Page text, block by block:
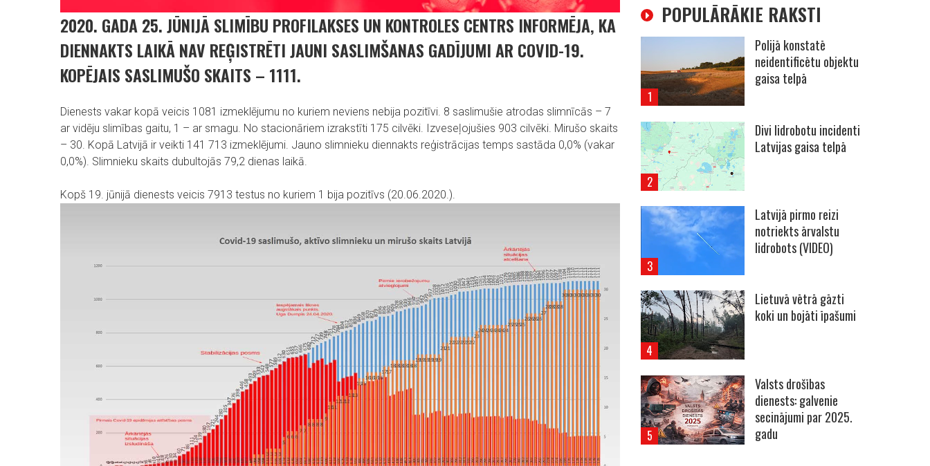
2020. GADA 25. JŪNIJĀ SLIMĪBU PROFILAKSES UN KONTROLES CENTRS INFORMĒJA, KA
DIENNAKTS LAIKĀ NAV REĢISTRĒTI JAUNI SASLIMŠANAS GADĪJUMI AR COVID-19.
KOPĒJAIS SASLIMUŠO SKAITS – 1111.
Dienests vakar kopā veicis 1081 izmeklējumu no kuriem neviens nebija pozitīvi. 8 saslimušie atrodas slimnīcās – 7
ar vidēju slimības gaitu, 1 – ar smagu. No stacionāriem izrakstīti 175 cilvēki. Izveseļojušies 903 cilvēki. Mirušo skaits
– 30. Kopā Latvijā ir veikti 141 713 izmeklējumi. Jauno slimnieku diennakts reģistrācijas temps sastāda 0,0% (vakar
0,0%). Slimnieku skaits dubultojās 79,2 dienas laikā.
Kopš 19. jūnijā dienests veicis 7913 testus no kuriem 1 bija pozitīvs (20.06.2020.).
POPULĀRĀKIE RAKSTI
Polijā konstatē
neidentificētu objektu
gaisa telpā
Divi lidrobotu incidenti
Latvijas gaisa telpā
Latvijā pirmo reizi
notriekts ārvalstu
lidrobots (VIDEO)
Lietuvā vētrā gāzti
koki un bojāti īpašumi
Valsts drošības
dienests: galvenie
secinājumi par 2025.
gadu